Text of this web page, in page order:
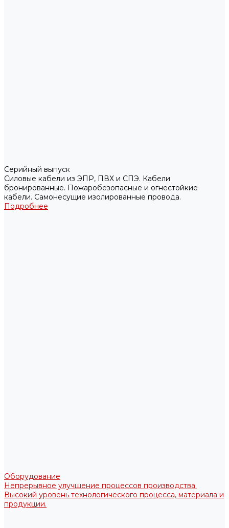
Серийный выпуск
Силовые кабели из ЭПР, ПВХ и СПЭ. Кабели
бронированные. Пожаробезопасные и огнестойкие
кабели. Самонесущие изолированные провода.
Подробнее
Оборудование
Непрерывное улучшение процессов производства.
Высокий уровень технологического процесса, материала и
продукции.